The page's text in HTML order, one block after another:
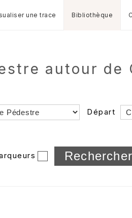
une trace Bibliothèque
autour de
Départ
et sous-dossiers